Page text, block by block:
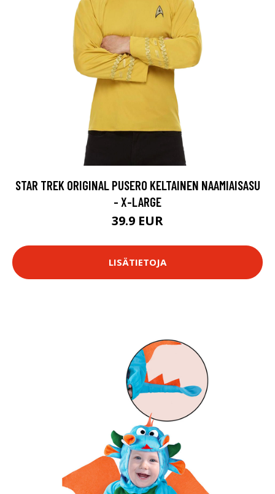
STAR TREK ORIGINAL PUSERO KELTAINEN NAAMIAISASU
- X-LARGE
39.9 EUR
LISÄTIETOJA